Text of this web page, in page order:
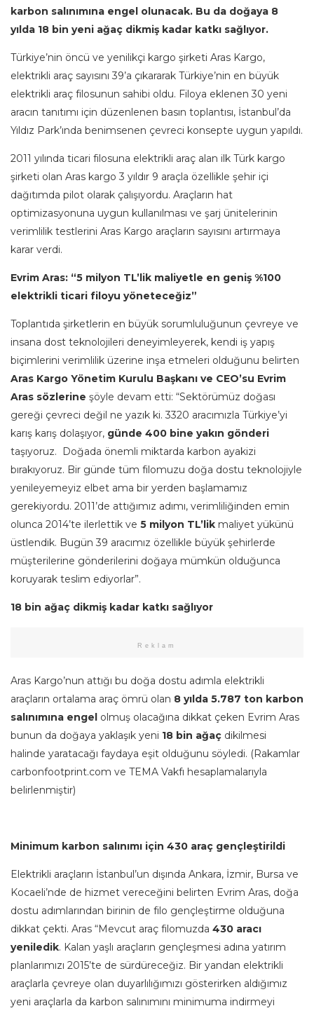
karbon salınımına engel olunacak. Bu da doğaya 8
yılda 18 bin yeni ağaç dikmiş kadar katkı sağlıyor.
Türkiye’nin öncü ve yenilikçi kargo şirketi Aras Kargo,
elektrikli araç sayısını 39’a çıkararak Türkiye’nin en büyük
elektrikli araç filosunun sahibi oldu. Filoya eklenen 30 yeni
aracın tanıtımı için düzenlenen basın toplantısı, İstanbul’da
Yıldız Park’ında benimsenen çevreci konsepte uygun yapıldı.
2011 yılında ticari filosuna elektrikli araç alan ilk Türk kargo
şirketi olan Aras kargo 3 yıldır 9 araçla özellikle şehir içi
dağıtımda pilot olarak çalışıyordu. Araçların hat
optimizasyonuna uygun kullanılması ve şarj ünitelerinin
verimlilik testlerini Aras Kargo araçların sayısını artırmaya
karar verdi.
Evrim Aras: “5 milyon TL’lik maliyetle en geniş %100
elektrikli ticari filoyu yöneteceğiz”
Toplantıda şirketlerin en büyük sorumluluğunun çevreye ve
insana dost teknolojileri deneyimleyerek, kendi iş yapış
biçimlerini verimlilik üzerine inşa etmeleri olduğunu belirten
Aras Kargo Yönetim Kurulu Başkanı ve CEO’su Evrim
Aras sözlerine şöyle devam etti: “Sektörümüz doğası
gereği çevreci değil ne yazık ki. 3320 aracımızla Türkiye’yi
karış karış dolaşıyor, günde 400 bine yakın gönderi
taşıyoruz. Doğada önemli miktarda karbon ayakizi
bırakıyoruz. Bir günde tüm filomuzu doğa dostu teknolojiyle
yenileyemeyiz elbet ama bir yerden başlamamız
gerekiyordu. 2011’de attığımız adımı, verimliliğinden emin
olunca 2014’te ilerlettik ve 5 milyon TL’lik maliyet yükünü
üstlendik. Bugün 39 aracımız özellikle büyük şehirlerde
müşterilerine gönderilerini doğaya mümkün olduğunca
koruyarak teslim ediyorlar”.
18 bin ağaç dikmiş kadar katkı sağlıyor
Reklam
Aras Kargo’nun attığı bu doğa dostu adımla elektrikli
araçların ortalama araç ömrü olan 8 yılda 5.787 ton karbon
salınımına engel olmuş olacağına dikkat çeken Evrim Aras
bunun da doğaya yaklaşık yeni 18 bin ağaç dikilmesi
halinde yaratacağı faydaya eşit olduğunu söyledi. (Rakamlar
carbonfootprint.com ve TEMA Vakfı hesaplamalarıyla
belirlenmiştir)
Minimum karbon salınımı için 430 araç gençleştirildi
Elektrikli araçların İstanbul’un dışında Ankara, İzmir, Bursa ve
Kocaeli’nde de hizmet vereceğini belirten Evrim Aras, doğa
dostu adımlarından birinin de filo gençleştirme olduğuna
dikkat çekti. Aras “Mevcut araç filomuzda 430 aracı
yeniledik. Kalan yaşlı araçların gençleşmesi adına yatırım
planlarımızı 2015’te de sürdüreceğiz. Bir yandan elektrikli
araçlarla çevreye olan duyarlılığımızı gösterirken aldığımız
yeni araçlarla da karbon salınımını minimuma indirmeyi